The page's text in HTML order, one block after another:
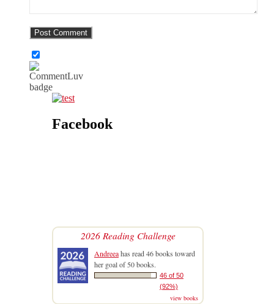
Facebook
2026 Reading Challenge
Andreeahas read 46 books toward
her goal of 50 books.
46 of 50
(92%)
view books